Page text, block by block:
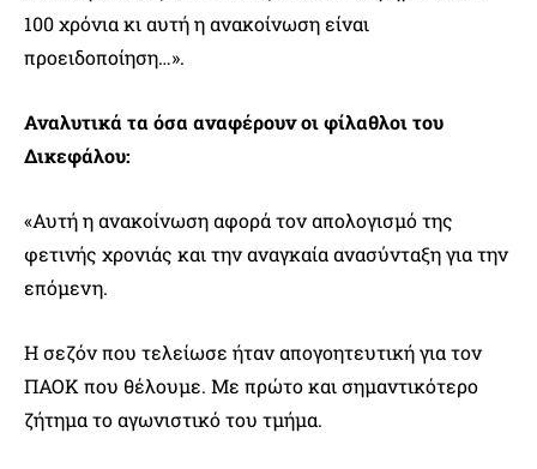
100 χρόνια κι αυτή η ανακοίνωση είναι
προειδοποίηση…».
Αναλυτικά τα όσα αναφέρουν οι φίλαθλοι του
Δικεφάλου:
«Αυτή η ανακοίνωση αφορά τον απολογισμό της
φετινής χρονιάς και την αναγκαία ανασύνταξη για την
επόμενη.
Η σεζόν που τελείωσε ήταν απογοητευτική για τον
ΠΑΟΚ που θέλουμε. Με πρώτο και σημαντικότερο
ζήτημα το αγωνιστικό του τμήμα.